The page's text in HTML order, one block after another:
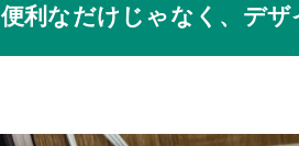
便利なだけじゃなく、デ